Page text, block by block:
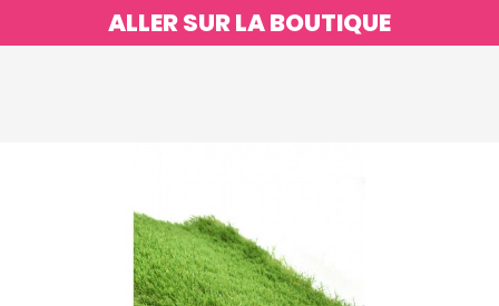
ALLER SUR LA BOUTIQUE